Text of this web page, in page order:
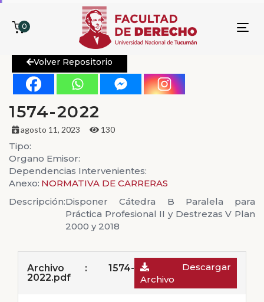
0
Volver Repositorio
1574-2022
agosto 11, 2023 130
Tipo:
Organo Emisor:
Dependencias Intervenientes:
Anexo: NORMATIVA DE CARRERAS
Descripción:Disponer Cátedra B Paralela para
Práctica Profesional II y Destrezas V Plan
2000 y 2018
Archivo : 1574-
2022.pdf
Descargar
Archivo